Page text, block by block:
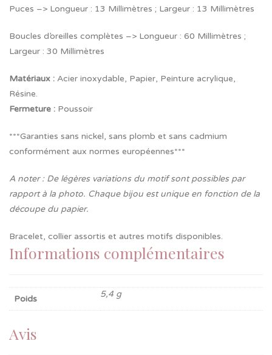
Puces –> Longueur : 13 Millimètres ; Largeur : 13 Millimètres
Boucles d’oreilles complètes –> Longueur : 60 Millimètres ;
Largeur : 30 Millimètres
Matériaux : Acier inoxydable, Papier, Peinture acrylique,
Résine.
Fermeture : Poussoir
***Garanties sans nickel, sans plomb et sans cadmium
conformément aux normes européennes***
A noter : De légères variations du motif sont possibles par
rapport à la photo. Chaque bijou est unique en fonction de la
découpe du papier.
Bracelet, collier assortis et autres motifs disponibles.
Informations complémentaires
Poids 5,4 g
Avis